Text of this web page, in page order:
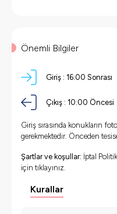
Önemli Bilgiler
Giriş : 16:00 Sonrası
Çıkış : 10:00 Öncesi
Giriş sırasında konukların
gerekmektedir. Önceden
Şartlar ve koşullar: İptal
için tıklayınız.
Kurallar